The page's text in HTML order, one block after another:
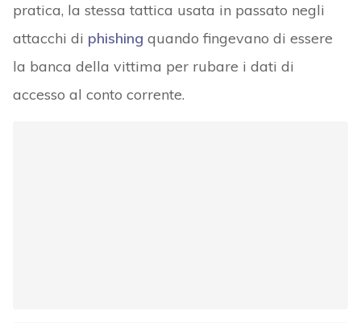
pratica, la stessa tattica usata in passato negli
attacchi di phishing quando fingevano di essere
la banca della vittima per rubare i dati di
accesso al conto corrente.